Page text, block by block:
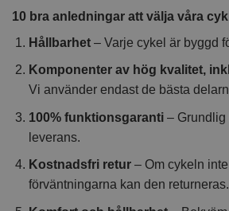
10 bra anledningar att välja våra
Hållbarhet– Varje cykel är byggd
Komponenter av hög kvalitet,
Vi använder endast de bästa
100% funktionsgaranti– Grundlig
leverans.
Kostnadsfri retur– Om cykeln
förväntningarna kan den returneras.